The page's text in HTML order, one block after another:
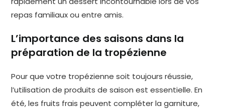
repas familiaux ou entre amis.
L’importance des saisons dans la
préparation de la tropézienne
Pour que votre tropézienne soit toujours réussie,
l’utilisation de produits de saison est essentielle. En
été, les fruits frais peuvent compléter la garniture,